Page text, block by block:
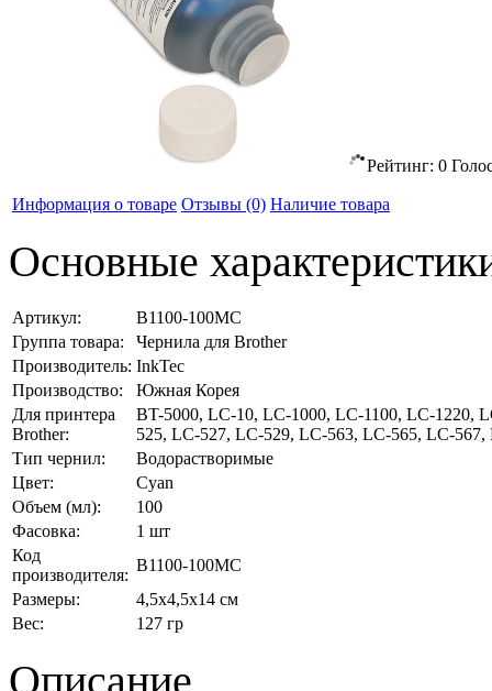
Рейтинг: 0
Информация о товаре Отзывы (0) Наличие товара
Основные
Артикул:
B1100-100MC
Группа товара:
Чернила для Brother
Производитель: InkTec
Производство:
Южная Корея
Для принтера
Brother:
BT-5000, LC-10, LC-1000, LC-1100, LC-1220,
525, LC-527, LC-529, LC-563, LC-565, LC-
Тип чернил:
Водорастворимые
Цвет:
Cyan
Объем (мл):
100
Фасовка:
1 шт
Код
производителя:
B1100-100MC
Размеры:
4,5x4,5x14 см
Вес:
127 гр
Описание